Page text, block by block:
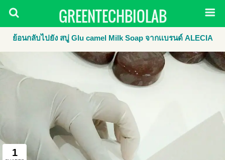
GREENTECHBIOLAB
ย้อนกลับไปยัง สบู่ Glu camel Milk Soap จากเเบรนด์​ ALECIA